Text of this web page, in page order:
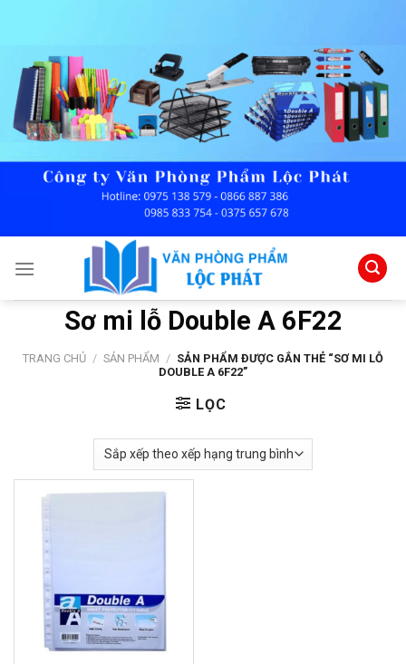
content
Sơ mi lỗ Double A 6F22
TRANG CHỦ / SẢN PHẨM / SẢN PHẨM ĐƯỢC GẮN THẺ “SƠ MI LỖ
DOUBLE A 6F22”
LỌC